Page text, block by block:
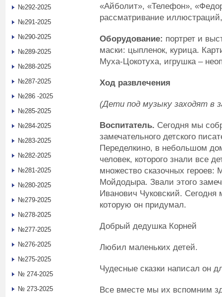
«Айболит», «Телефон»,
рассматривание
Оборудование: портрет и
маски: цыпленок, курица.
Муха-Цокотуха, игрушка –
Ход развлечения
(Дети под музыку заходят в
Воспитатель. Сегодня мы
замечательного детского
Переделкино, в небольшом
человек, которого знали все
множество сказочных героев:
Мойдодыра. Звали этого
Иванович Чуковский.
которую он придумал.
Добрый дедушка Корней
Любил маленьких детей.
Чудесные сказки написал он
Все вместе мы их вспомним
№292-2025
№291-2025
№290-2025
№289-2025
№288-2025
№287-2025
№286 -2025
№285-2025
№284-2025
№283-2025
№282-2025
№281-2025
№280-2025
№279-2025
№278-2025
№277-2025
№276-2025
№275-2025
№ 274-2025
№ 273-2025